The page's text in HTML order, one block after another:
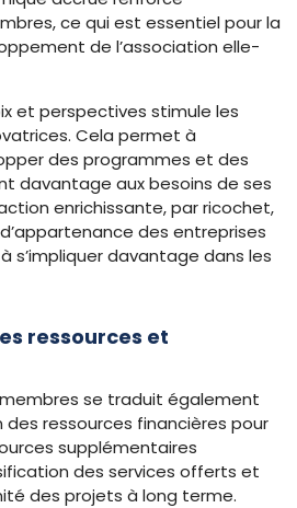
ce qui est essentiel pour la
de l’association elle-
et perspectives stimule les
Cela permet à
des programmes et des
davantage aux besoins de ses
enrichissante, par ricochet,
des entreprises
s’impliquer davantage dans les
ressources et
membres se traduit également
ressources financières pour
supplémentaires
des services offerts et
des projets à long terme.